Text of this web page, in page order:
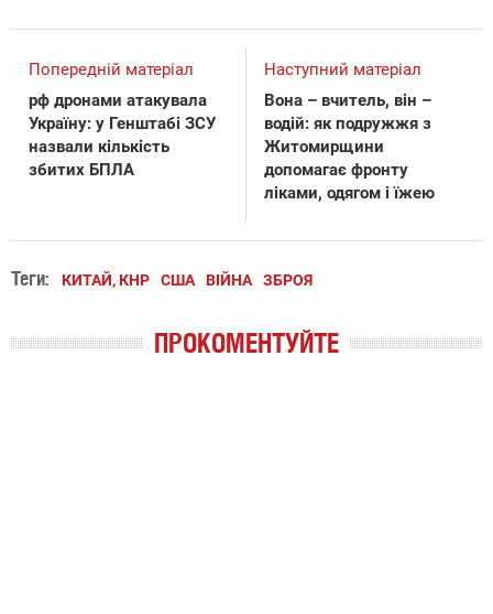
Попередній матеріал
рф дронами атакувала
Україну: у Генштабі ЗСУ
назвали кількість
збитих БПЛА
Наступний матеріал
Вона – вчитель, він –
водій: як подружжя з
Житомирщини
допомагає фронту
ліками, одягом і їжею
Теги: КИТАЙ, КНР США ВІЙНА ЗБРОЯ
ПРОКОМЕНТУЙТЕ